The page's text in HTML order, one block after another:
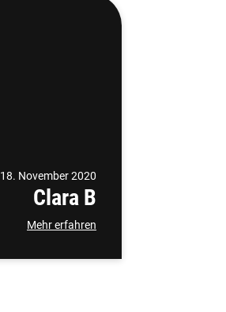
18. November 2020
Clara B
Mehr erfahren